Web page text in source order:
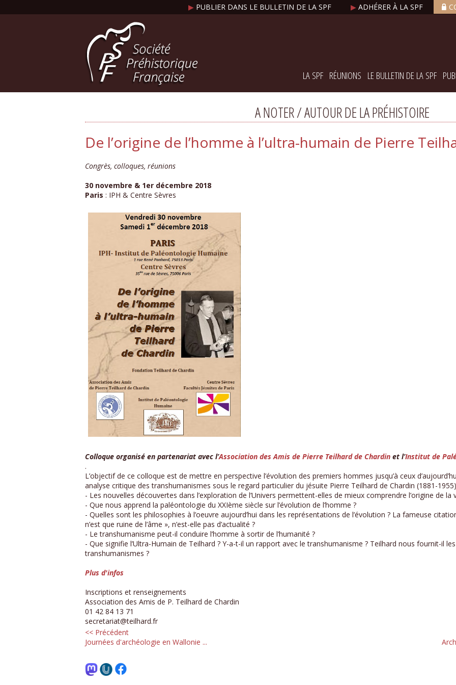
▶ PUBLIER DANS LE BULLETIN DE LA SPF ▶ ADHÉRER À LA SPF
LA SPF RÉUNIONS LE BULLETIN DE LA SPF
A NOTER / AUTOUR DE LA PRÉHISTOIRE
De l’origine de l’homme à l’ultra-humain de Pierre
Congrès, colloques, réunions
30 novembre & 1er décembre 2018
Paris : IPH & Centre Sèvres
Colloque organisé en partenariat avec l’Association des Amis de Pierre Teilhard de Chardin et l’Institut de
.
L’objectif de ce colloque est de mettre en perspective l’évolution des premiers hommes jusqu’à ceux
analyse critique des transhumanismes sous le regard particulier du jésuite Pierre Teilhard de Chardin (1881-
- Les nouvelles découvertes dans l’exploration de l’Univers permettent-elles de mieux comprendre l’origine de la
- Que nous apprend la paléontologie du XXIème siècle sur l’évolution de l’homme ?
- Quelles sont les philosophies à l’oeuvre aujourd’hui dans les représentations de l’évolution ? La fameuse
n’est que ruine de l’âme », n’est-elle pas d’actualité ?
- Le transhumanisme peut-il conduire l’homme à sortir de l’humanité ?
- Que signifie l’Ultra-Humain de Teilhard ? Y-a-t-il un rapport avec le transhumanisme ? Teilhard nous fournit-il
transhumanismes ?
Plus d'infos
Inscriptions et renseignements
Association des Amis de P. Teilhard de Chardin
01 42 84 13 71
secretariat@teilhard.fr
<< Précédent
Journées d'archéologie en Wallonie ...